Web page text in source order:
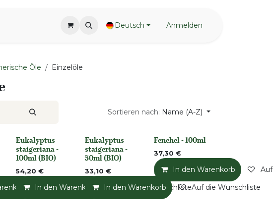
Deutsch Anmelden
Öle Einzelöle
Sortieren nach: Name (A-Z)
Auf die Wunschliste
None
Eukalyptus
staigeriana -
100ml (BIO)
54,20 €
In den Warenkorb Auf die Wunschliste
None
Eukalyptus
staigeriana -
50ml (BIO)
33,10 €
In den Warenkorb Auf die Wunschliste
None
Fenchel - 100ml
37,30 €
In den Warenkorb